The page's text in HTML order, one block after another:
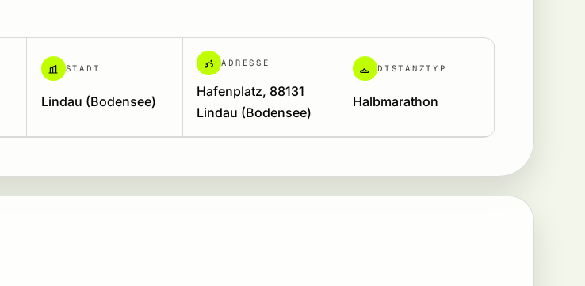
STADT
Lindau (Bodensee)
ADRESSE
Hafenplatz, 88131
Lindau (Bodensee)
DISTANZTYP
Halbmarathon